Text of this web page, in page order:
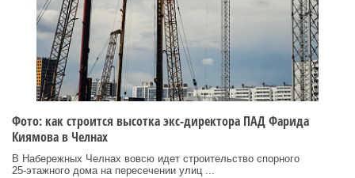
Фото: как строится высотка экс-директора ПАД Фарида
Киямова в Челнах
В Набережных Челнах вовсю идет строительство спорного
25‑этажного дома на пересечении улиц ...